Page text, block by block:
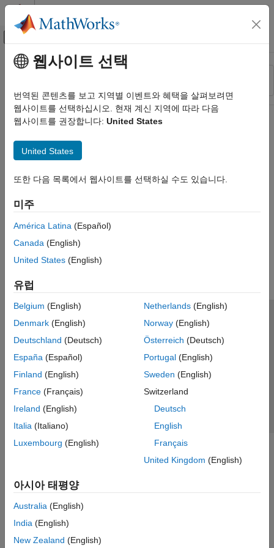
콘텐츠로 바로 가기
오프캔버스 탐색 메뉴 토글
리소스
상태
주요 콘텐츠
웹사이트 선택
번역된 콘텐츠를 보고 지역별 이벤트와 혜택을 살펴보려면
웹사이트를 선택하십시오. 현재 계신 지역에 따라 다음
웹사이트를 권장합니다: United States
United States
또한 다음 목록에서 웹사이트를 선택하실 수도 있습니다.
미주
América Latina (Español)
Canada (English)
United States (English)
유럽
Belgium (English)
Denmark (English)
Deutschland (Deutsch)
España (Español)
Finland (English)
France (Français)
Ireland (English)
Italia (Italiano)
Luxembourg (English)
Netherlands(English)
Norway(English)
Österreich (Deutsch)
Portugal(English)
Sweden (English)
Switzerland
Deutsch
English
Français
United Kingdom (English)
아시아 태평양
Australia (English)
India (English)
New Zealand (English)
신뢰 센터 등록 상표 개인정보 취급방침
불법 복제 방지
애플리케이션 상태
© 1994-2026 The MathWorks, Inc.